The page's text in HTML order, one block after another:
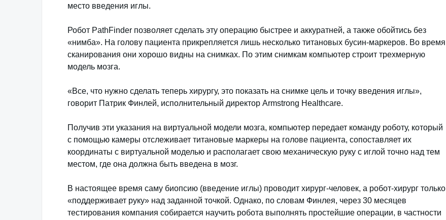
место введения иглы.
Робот PathFinder позволяет сделать эту операцию быстрее и аккуратней, а также обойтись без
«нимба». На голову пациента прикрепляется лишь несколько титановых бусин-маркеров. Во время
сканирования они хорошо видны на снимках. По этим снимкам компьютер строит трехмерную
модель мозга.
«Все, что нужно сделать теперь хирургу, это показать на снимке цель и точку введения иглы»,
говорит Патрик Финлей, исполнительный директор Armstrong Healthcare.
Получив эти указания на виртуальной модели мозга, компьютер передает команду роботу, который
с помощью камеры отслеживает титановые маркеры на голове пациента, сопоставляет их
координаты с виртуальной моделью и располагает свою механическую руку с иглой точно над тем
местом, где она должна быть введена в мозг.
В настоящее время саму биопсию (введение иглы) проводит хирург-человек, а робот-хирург только
«поддерживает руку» над заданной точкой. Однако, по словам Финлея, через 30 месяцев
тестирования компания собирается научить робота выполнять простейшие операции, в частности